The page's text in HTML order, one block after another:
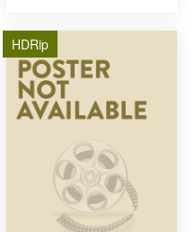
HDRip